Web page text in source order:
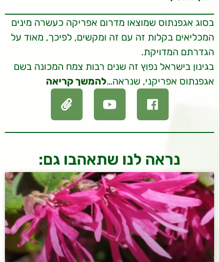
בסוג אגפנתוס שמוצאו מדרום אפריקה כעשרה מינים
המכליאים בקלות זה עם זה ומקשים, לפיכך, מאוד על
הגדרתם המדויקת.
בגינון בישראל נפוץ זה שנים רבות צמח המכונה בשם
אגפנתוס אפריקני, שנראה…להמשך קריאה
נראה לנו שתאהבו גם: